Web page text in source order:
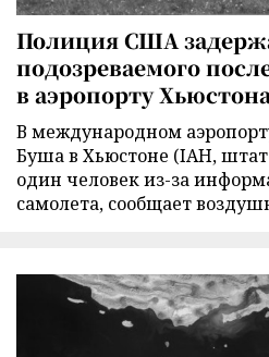
Полиция США
подозреваемого
в аэропорту Хьюстона
В международном
Буша в Хьюстоне (IAH,
один человек из-за
самолета, сообщает